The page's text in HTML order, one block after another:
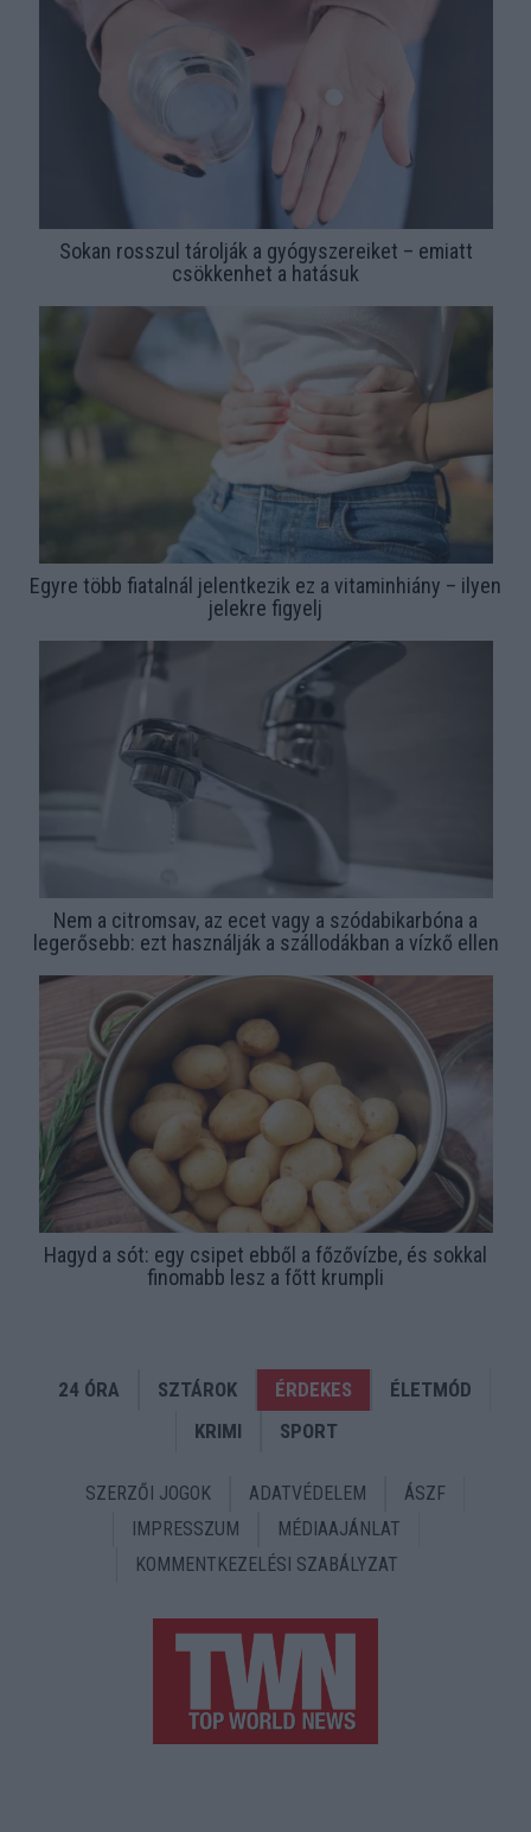
Sokan rosszul tárolják a gyógyszereiket – emiatt
csökkenhet a hatásuk
Egyre több fiatalnál jelentkezik ez a vitaminhiány – ilyen
jelekre figyelj
Nem a citromsav, az ecet vagy a szódabikarbóna a
legerősebb: ezt használják a szállodákban a vízkő ellen
Hagyd a sót: egy csipet ebből a főzővízbe, és sokkal
finomabb lesz a főtt krumpli
24 ÓRA SZTÁROK ÉRDEKES
ÉLETMÓD
KRIMI
SPORT
SZERZŐI JOGOK ADATVÉDELEM
ÁSZF
IMPRESSZUM
MÉDIAAJÁNLAT
KOMMENTKEZELÉSI SZABÁLYZAT